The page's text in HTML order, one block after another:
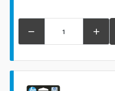
 